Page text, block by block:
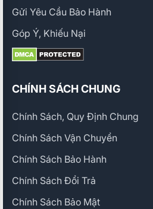
Gửi Yêu Cầu Bảo Hành
Góp Ý, Khiếu Nại
CHÍNH SÁCH CHUNG
Chính Sách, Quy Định Chung
Chính Sách Vận Chuyển
Chính Sách Bảo Hành
Chính Sách Đổi Trả
Chính Sách Bảo Mật